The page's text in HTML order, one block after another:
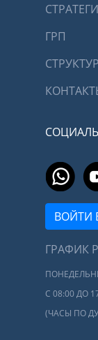
ГРП
ВОЙТИ
ГРАФИК
С 08:00 ДО
(ЧАСЫ ПО